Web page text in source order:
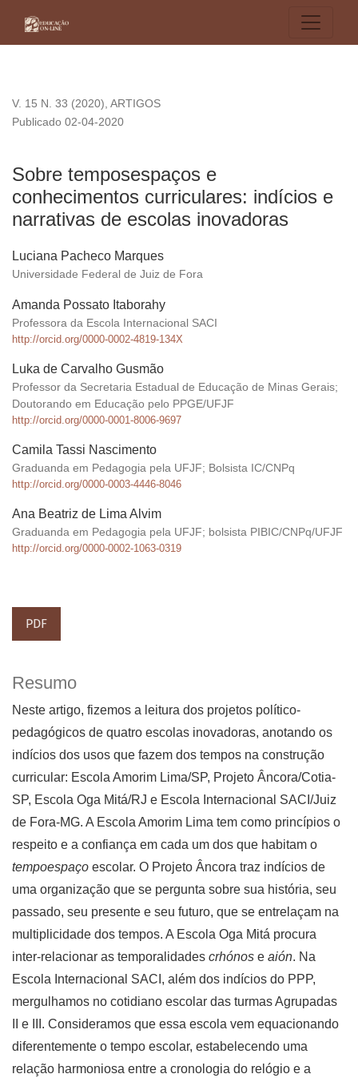
V. 15 N. 33 (2020), ARTIGOS
Sobre temposespaços e
conhecimentos curriculares: indícios e
narrativas de escolas inovadoras
Publicado 02-04-2020
Luciana Pacheco Marques
Universidade Federal de Juiz de Fora
Amanda Possato Itaborahy
Professora da Escola Internacional SACI
http://orcid.org/0000-0002-4819-134X
Luka de Carvalho Gusmão
Professor da Secretaria Estadual de Educação de Minas Gerais;
Doutorando em Educação pelo PPGE/UFJF
http://orcid.org/0000-0001-8006-9697
Camila Tassi Nascimento
Graduanda em Pedagogia pela UFJF; Bolsista IC/CNPq
http://orcid.org/0000-0003-4446-8046
Ana Beatriz de Lima Alvim
Graduanda em Pedagogia pela UFJF; bolsista PIBIC/CNPq/UFJF
http://orcid.org/0000-0002-1063-0319
PDF
Resumo
Neste artigo, fizemos a leitura dos projetos político-
pedagógicos de quatro escolas inovadoras, anotando os
indícios dos usos que fazem dos tempos na construção
curricular: Escola Amorim Lima/SP, Projeto Âncora/Cotia-
SP, Escola Oga Mitá/RJ e Escola Internacional SACI/Juiz
de Fora-MG. A Escola Amorim Lima tem como princípios o
respeito e a confiança em cada um dos que habitam o
tempoespaço escolar. O Projeto Âncora traz indícios de
uma organização que se pergunta sobre sua história, seu
passado, seu presente e seu futuro, que se entrelaçam na
multiplicidade dos tempos. A Escola Oga Mitá procura
inter-relacionar as temporalidades crhónos e aión. Na
Escola Internacional SACI, além dos indícios do PPP,
mergulhamos no cotidiano escolar das turmas Agrupadas
II e III. Consideramos que essa escola vem equacionando
diferentemente o tempo escolar, estabelecendo uma
relação harmoniosa entre a cronologia do relógio e a